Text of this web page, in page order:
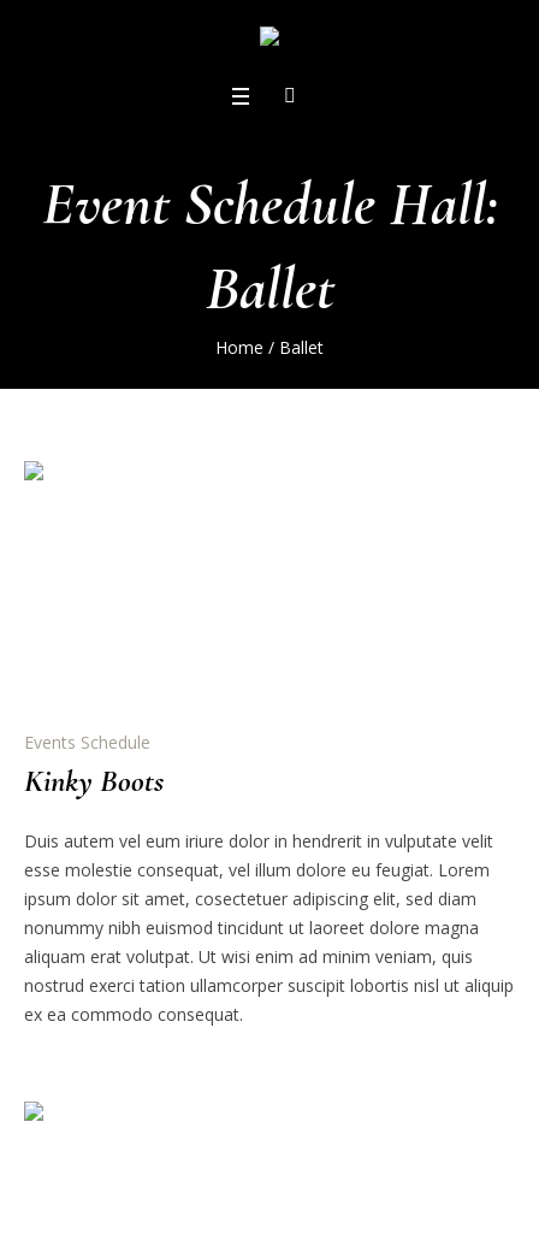
Event Schedule Hall:
Ballet
Home / Ballet
Events Schedule
Kinky Boots
Duis autem vel eum iriure dolor in hendrerit in vulputate velit
esse molestie consequat, vel illum dolore eu feugiat. Lorem
ipsum dolor sit amet, cosectetuer adipiscing elit, sed diam
nonummy nibh euismod tincidunt ut laoreet dolore magna
aliquam erat volutpat. Ut wisi enim ad minim veniam, quis
nostrud exerci tation ullamcorper suscipit lobortis nisl ut aliquip
ex ea commodo consequat.